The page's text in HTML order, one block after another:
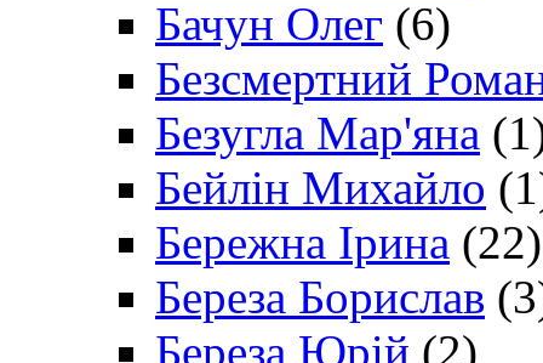
Бачун Олег (6)
Безсмертний
Безугла Мар'яна
Бейлін Михайло
Бережна Ірина (22)
Береза Борислав
Береза Юрій (2)